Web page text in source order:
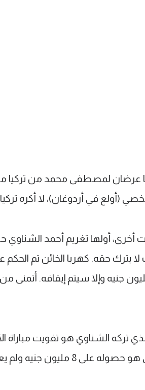
(أولع في أردوغان)، لا أكره
الخائن بـ 8 مليون جنيه وإلا سيتم
تركه الشناوي هو تفويت
يعيدهم بعد انتقاله إلى بيراميدز".